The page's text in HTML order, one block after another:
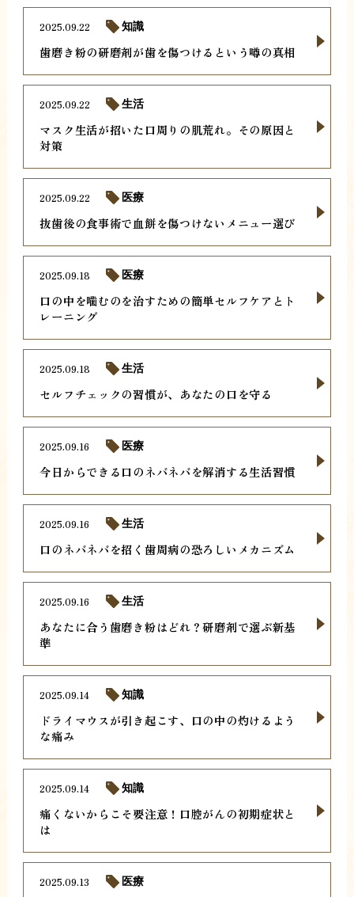
歯磨き粉の研磨剤が歯を傷つけるという噂の真相
2025.09.22 知識
マスク生活が招いた口周りの肌荒れ。その原因と
対策
2025.09.22 生活
抜歯後の食事術で血餅を傷つけないメニュー選び
2025.09.22 医療
口の中を噛むのを治すための簡単セルフケアとト
レーニング
2025.09.18 医療
セルフチェックの習慣が、あなたの口を守る
2025.09.18 生活
今日からできる口のネバネバを解消する生活習慣
2025.09.16 医療
口のネバネバを招く歯周病の恐ろしいメカニズム
2025.09.16 生活
あなたに合う歯磨き粉はどれ？研磨剤で選ぶ新基
準
2025.09.16 生活
ドライマウスが引き起こす、口の中の灼けるよう
な痛み
2025.09.14 知識
痛くないからこそ要注意！口腔がんの初期症状と
は
2025.09.14 知識
2025.09.13 医療